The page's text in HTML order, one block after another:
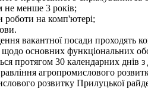
не менше 3 років;
роботи на комп'ютері;
вакантної посади проходять
щодо основних функціональних
протягом 30 календарних днів з
агропромислового
розвитку Прилуцької